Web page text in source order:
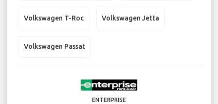
Volkswagen T-Roc Volkswagen Jetta
Volkswagen Passat
ENTERPRISE